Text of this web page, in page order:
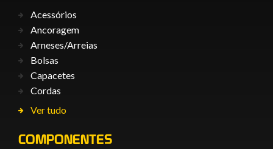
Acessórios
Ancoragem
Arneses/Arreias
Bolsas
Capacetes
Cordas
Ver tudo
COMPONENTES